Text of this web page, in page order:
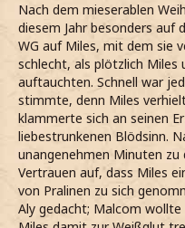
Nach dem mieserablen
diesem Jahr besonders auf
WG auf Miles, mit dem sie
schlecht, als plötzlich
auftauchten. Schnell war
stimmte, denn Miles
klammerte sich an seinen
liebestrunkenen Blödsinn.
unangenehmen Minuten
Vertrauen auf, dass Miles
von Pralinen zu sich
Aly gedacht; Malcom wollte